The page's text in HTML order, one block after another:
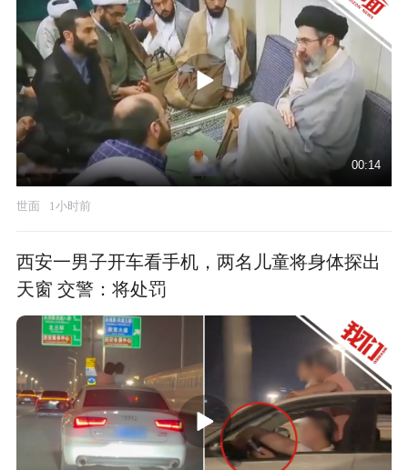
00:14
世面 1小时前
西安一男子开车看手机，两名儿童将身体探出
天窗 交警：将处罚